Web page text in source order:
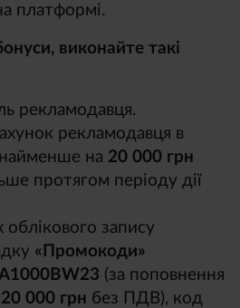
платформі.
виконайте такі
рекламодавця.
рекламодавця в
на 20 000 грн
протягом періоду дії
запису
«Промокоди»
(за поповнення
20 000 грн без ПДВ), код